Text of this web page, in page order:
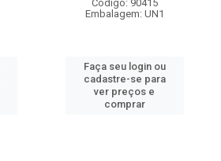
Código: 90415
Embalagem: UN1
Faça seu login ou
cadastre-se para
ver preços e
comprar